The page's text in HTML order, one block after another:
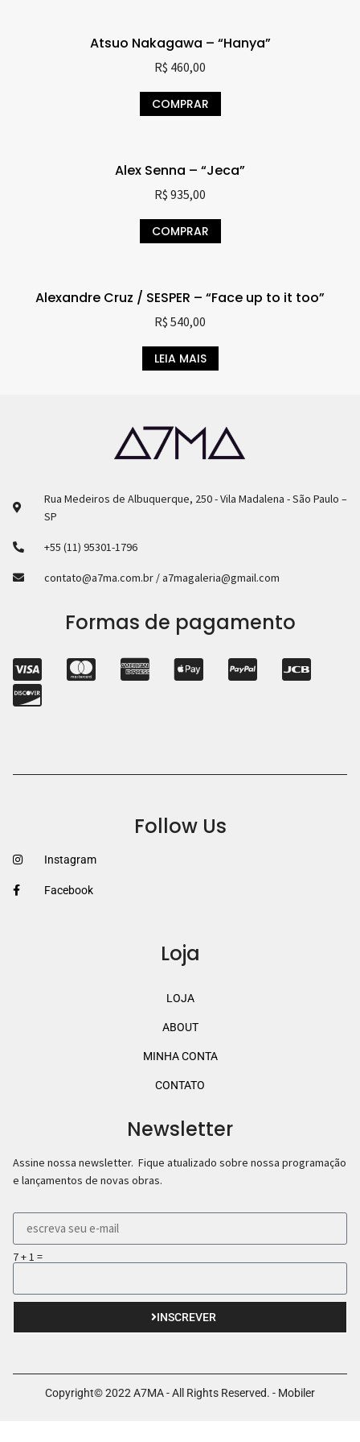
Atsuo Nakagawa – “Hanya”
R$ 460,00
COMPRAR
Alex Senna – “Jeca”
R$ 935,00
COMPRAR
Alexandre Cruz / SESPER – “Face up to it too”
R$ 540,00
LEIA MAIS
Rua Medeiros de Albuquerque, 250 - Vila Madalena - São Paulo –
SP
+55 (11) 95301-1796
contato@a7ma.com.br / a7magaleria@gmail.com
Formas de pagamento
Follow Us
Instagram
Facebook
Loja
LOJA
ABOUT
MINHA CONTA
CONTATO
Newsletter
Assine nossa newsletter. Fique atualizado sobre nossa programação
e lançamentos de novas obras.
7 + 1 =
INSCREVER
Copyright© 2022 A7MA - All Rights Reserved. - Mobiler